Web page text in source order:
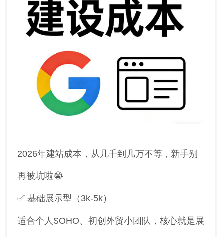
2026年建站成本，从几千到几万不等，新手别
再被坑啦😭
✅ 基础展示型（3k-5k）
适合个人SOHO、初创外贸小团队，核心就是展